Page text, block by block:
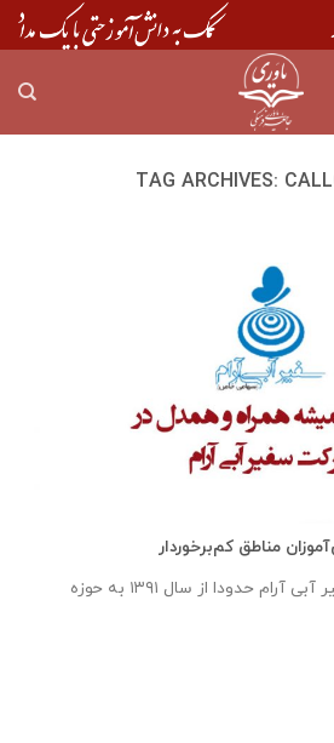
TAG ARCHIVES:
مناطق کم‌برخوردار
مدیریت محترم شرکت سفیر آبی آرام حدودا از سال ۱۳۹۱ به حوزه